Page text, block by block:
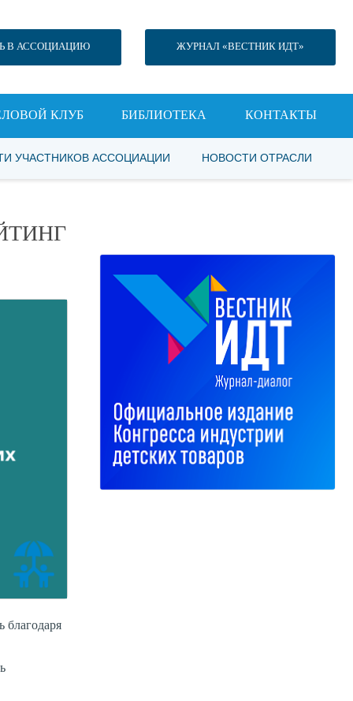
В АССОЦИАЦИЮ ЖУРНАЛ «ВЕСТНИК ИДТ»
КЛУБ БИБЛИОТЕКА КОНТАКТЫ
УЧАСТНИКОВ АССОЦИАЦИИ НОВОСТИ ОТРАСЛИ
благодаря